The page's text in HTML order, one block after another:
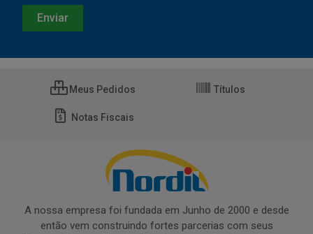
Meus Pedidos Títulos
Notas Fiscais
A nossa empresa foi fundada em Junho de 2000 e desde
então vem construindo fortes parcerias com seus